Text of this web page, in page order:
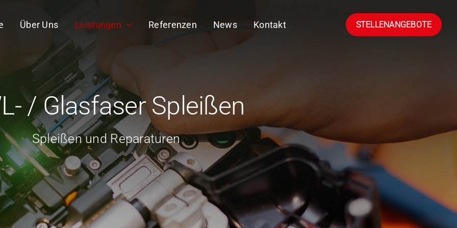
Über Uns Leistungen Referenzen News Kontakt STELLENANGEBOTE
/ Glasfaser Spleißen
Spleißen und Reparaturen